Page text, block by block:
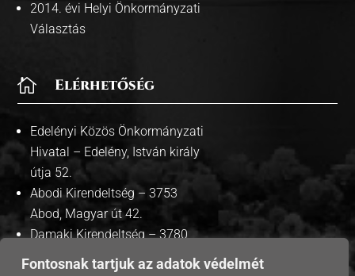
Fontosnak tartjuk az adatok védelmét
2014. évi Helyi Önkormányzati
Választás
 Elérhetőség
Edelényi Közös Önkormányzati
Hivatal – Edelény, István király
útja 52.
Abodi Kirendeltség – 3753
Abod, Magyar út 42.
Damaki Kirendeltség – 3780
Damak, Szabadság út 35.